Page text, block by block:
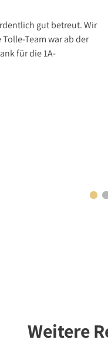
gut betreut. Wir
Team war ab der
für die 1A-
Weitere